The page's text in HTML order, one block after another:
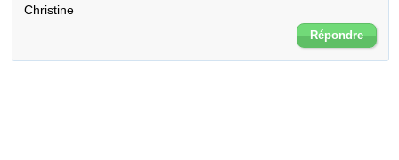
Christine
Répondre